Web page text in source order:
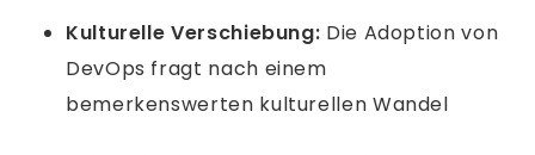
Kulturelle Verschiebung: Die Adoption von
DevOps fragt nach einem
bemerkenswerten kulturellen Wandel